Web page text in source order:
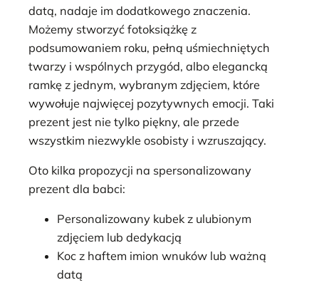
datą, nadaje im dodatkowego znaczenia.
Możemy stworzyć fotoksiążkę z
podsumowaniem roku, pełną uśmiechniętych
twarzy i wspólnych przygód, albo elegancką
ramkę z jednym, wybranym zdjęciem, które
wywołuje najwięcej pozytywnych emocji. Taki
prezent jest nie tylko piękny, ale przede
wszystkim niezwykle osobisty i wzruszający.
Oto kilka propozycji na spersonalizowany
prezent dla babci:
Personalizowany kubek z ulubionym
zdjęciem lub dedykacją
Koc z haftem imion wnuków lub ważną
datą